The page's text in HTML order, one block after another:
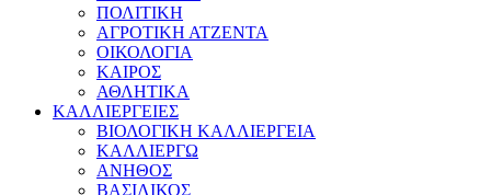
ΠΟΛΙΤΙΚΗ
ΑΓΡΟΤΙΚΗ ΑΤΖΕΝΤΑ
ΟΙΚΟΛΟΓΙΑ
ΚΑΙΡΟΣ
ΑΘΛΗΤΙΚΑ
ΚΑΛΛΙΕΡΓΕΙΕΣ
ΒΙΟΛΟΓΙΚΗ ΚΑΛΛΙΕΡΓΕΙΑ
ΚΑΛΛΙΕΡΓΩ
ΑΝΗΘΟΣ
ΒΑΣΙΛΙΚΟΣ